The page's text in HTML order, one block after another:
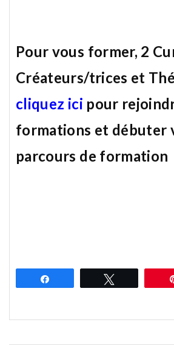
Pour vous former, 2
Créateurs/trices et
cliquez ici pour
formations et débuter
parcours de formation